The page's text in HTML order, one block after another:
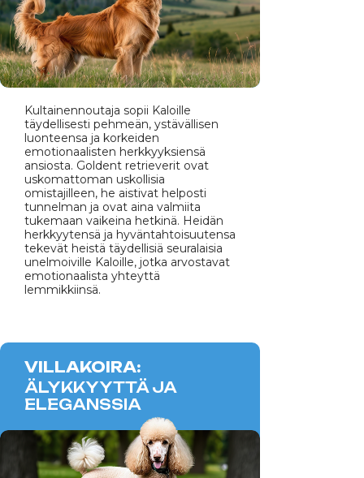
Kultainennoutaja sopii Kaloille
täydellisesti pehmeän, ystävällisen
luonteensa ja korkeiden
emotionaalisten herkkyyksiensä
ansiosta. Goldent retrieverit ovat
uskomattoman uskollisia
omistajilleen, he aistivat helposti
tunnelman ja ovat aina valmiita
tukemaan vaikeina hetkinä. Heidän
herkkyytensä ja hyväntahtoisuutensa
tekevät heistä täydellisiä seuralaisia
unelmoiville Kaloille, jotka arvostavat
emotionaalista yhteyttä
lemmikkiinsä.
VILLAKOIRA:
ÄLYKKYYTTÄ JA
ELEGANSSIA